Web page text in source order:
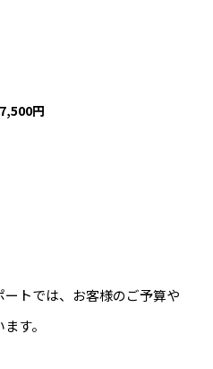
円
トでは、お客様のご予算や
す。